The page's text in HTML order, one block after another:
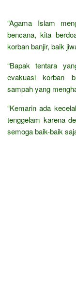
“Agama Islam
bencana, kita
korban banjir, baik
“Bapak tentara
evakuasi korban
sampah yang
“Kemarin ada
tenggelam karena
semoga baik-baik